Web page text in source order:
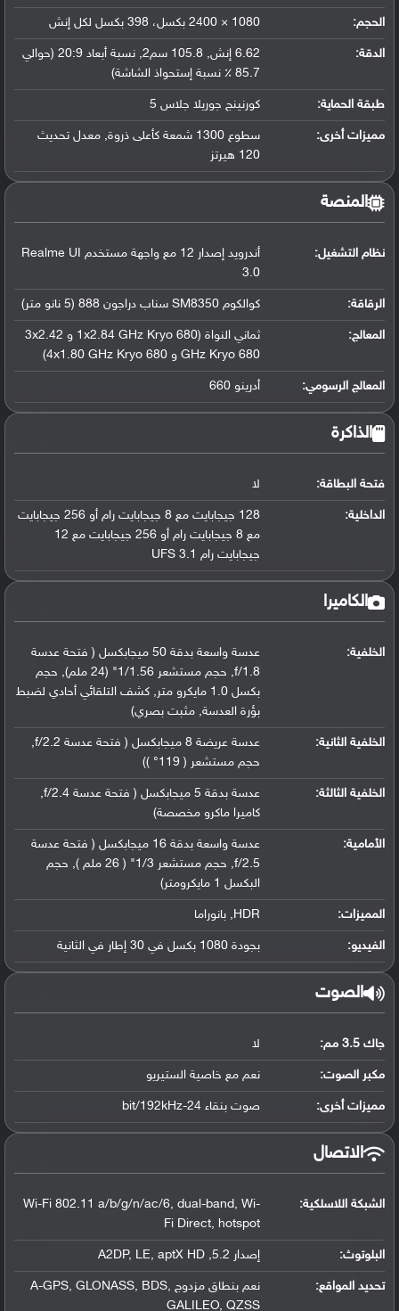
الحجم: 1080 × 2400 بكسل، 398 بكسل لكل إنش
الدقة:
6.62 إنش, 105.8 سم2, نسبة أبعاد 20:9 (حوالي
85.7 ٪ نسبة إستحواذ الشاشة)
طبقة الحماية: كورنينج جوريلا جلاس 5
مميزات أخرى:
سطوع 1300 شمعة كأعلى ذروة, معدل تحديث
120 هيرتز
المنصة
نظام التشغيل:
أندرويد إصدار 12 مع واجهة مستخدم Realme UI
3.0
الرقاقة: كوالكوم SM8350 سناب دراجون 888 (5 نانو متر)
المعالج:
ثماني النواة (1x2.84 GHz Kryo 680 و 3x2.42
GHz Kryo 680 و 4x1.80 GHz Kryo 680)
المعالج الرسومي: أدرينو 660
الذاكرة
فتحة البطاقة: لا
الداخلية:
128 جيجابايت مع 8 جيجابايت رام أو 256 جيجابايت
مع 8 جيجابايت رام أو 256 جيجابايت مع 12
جيجابايت رام UFS 3.1
الكاميرا
الخلفية:
عدسة واسعة بدقة 50 ميجابكسل ( فتحة عدسة
f/1.8, حجم مستشعر 1/1.56" (24 ملم), حجم
بكسل 1.0 مايكرو متر, كشف التلقائي أحادي لضبط
بؤرة العدسة, مثبت بصري)
الخلفية الثانية:
عدسة عريضة 8 ميجابكسل ( فتحة عدسة f/2.2,
حجم مستشعر ( 119° ))
الخلفية الثالثة:
عدسة بدقة 5 ميجابكسل ( فتحة عدسة f/2.4,
كاميرا ماكرو مخصصة)
الأمامية:
عدسة واسعة بدقة 16 ميجابكسل ( فتحة عدسة
f/2.5, حجم مستشعر 1/3" ( 26 ملم ), حجم
البكسل 1 مايكرومتر)
المميزات: HDR, بانوراما
الفيديو: بجودة 1080 بكسل في 30 إطار في الثانية
الصوت
جاك 3.5 مم: لا
مكبر الصوت: نعم مع خاصية الستيريو
مميزات أخرى: صوت بنقاء 24-bit/192kHz
الاتصال
الشبكة اللاسلكية:
Wi-Fi 802.11 a/b/g/n/ac/6, dual-band, Wi-
Fi Direct, hotspot
البلوتوث: إصدار 5.2, A2DP, LE, aptX HD
تحديد المواقع:
نعم بنطاق مزدوج A-GPS, GLONASS, BDS,
GALILEO, QZSS